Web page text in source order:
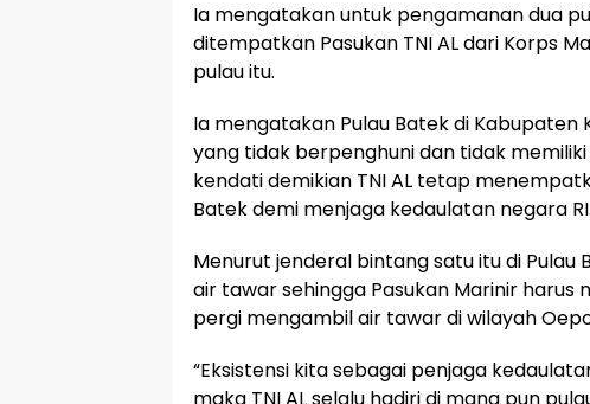
Ia mengatakan untuk pengamanan dua
ditempatkan Pasukan TNI AL dari Korps
pulau itu.
Ia mengatakan Pulau Batek di Kabupaten
yang tidak berpenghuni dan tidak
kendati demikian TNI AL tetap
Batek demi menjaga kedaulatan negara RI.
Menurut jenderal bintang satu itu di Pulau
air tawar sehingga Pasukan Marinir harus
pergi mengambil air tawar di wilayah
“Eksistensi kita sebagai penjaga